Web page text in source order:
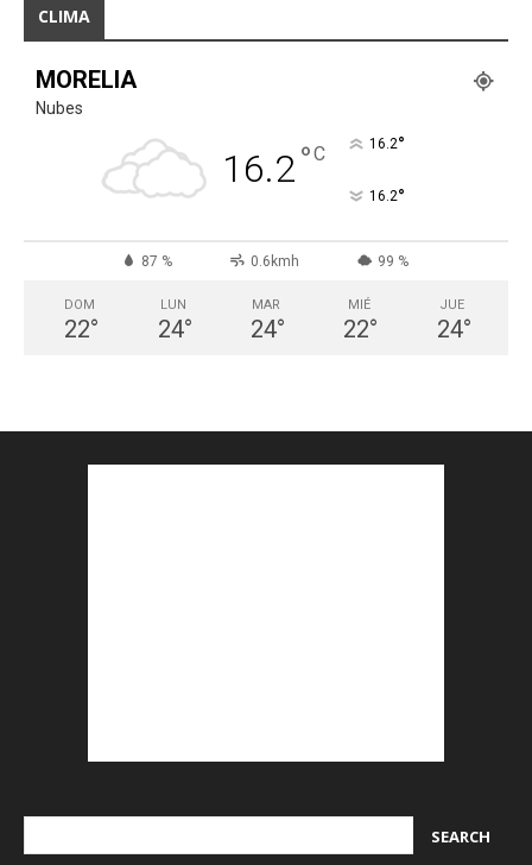
CLIMA
MORELIA
Nubes
16.2°C 16.2°
16.2°
87 % 0.6kmh 99 %
DOM
22°
LUN
24°
MAR
24°
MIÉ
22°
JUE
24°